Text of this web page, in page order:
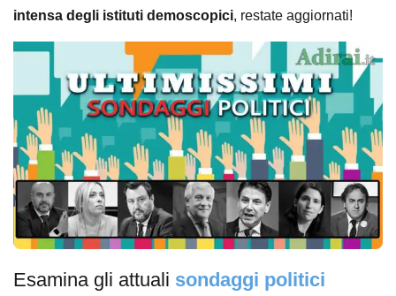
intensa degli istituti demoscopici, restate aggiornati!
Esamina gli attuali sondaggi politici